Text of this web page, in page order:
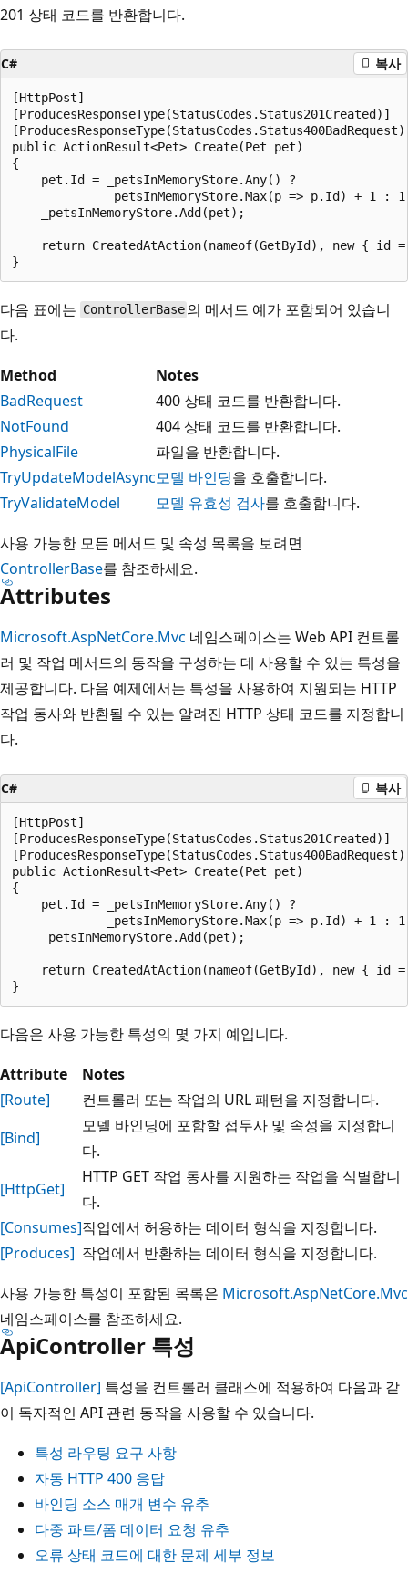
201 상태 코드를 반환합니다.
C# 복사
[HttpPost]
[ProducesResponseType(StatusCodes.Status201Created)]
public ActionResult<Pet> Create(Pet pet)
{
    pet.Id = _petsInMemoryStore.Any() ?
_petsInMemoryStore.Max(p => p.Id) + 1 :
    _petsInMemoryStore.Add(pet);
return CreatedAtAction(nameof(GetById), new { id
다음 표에는 ControllerBase 의 메서드 예가 포함되어 있습니
다.
Method
Notes
BadRequest
400 상태 코드를 반환합니다.
NotFound
404 상태 코드를 반환합니다.
PhysicalFile
파일을 반환합니다.
TryUpdateModelAsync모델 바인딩을 호출합니다.
TryValidateModel
모델 유효성 검사를 호출합니다.
사용 가능한 모든 메서드 및 속성 목록을 보려면
ControllerBase를 참조하세요.
Attributes
Microsoft.AspNetCore.Mvc 네임스페이스는 Web API 컨트롤
러 및 작업 메서드의 동작을 구성하는 데 사용할 수 있는 특성을
제공합니다. 다음 예제에서는 특성을 사용하여 지원되는 HTTP
작업 동사와 반환될 수 있는 알려진 HTTP 상태 코드를 지정합니
다.
C# 복사
[HttpPost]
[ProducesResponseType(StatusCodes.Status201Created)]
public ActionResult<Pet> Create(Pet pet)
{
    pet.Id = _petsInMemoryStore.Any() ?
_petsInMemoryStore.Max(p => p.Id) + 1 :
    _petsInMemoryStore.Add(pet);
return CreatedAtAction(nameof(GetById), new { id
다음은 사용 가능한 특성의 몇 가지 예입니다.
Attribute
Notes
[Route]
컨트롤러 또는 작업의 URL 패턴을 지정합니다.
[Bind]
모델 바인딩에 포함할 접두사 및 속성을 지정합니
다.
[HttpGet]
HTTP GET 작업 동사를 지원하는 작업을 식별합니
다.
[Consumes]작업에서 허용하는 데이터 형식을 지정합니다.
[Produces] 작업에서 반환하는 데이터 형식을 지정합니다.
사용 가능한 특성이 포함된 목록은 Microsoft.AspNetCore.Mvc
네임스페이스를 참조하세요.
ApiController 특성
[ApiController] 특성을 컨트롤러 클래스에 적용하여 다음과 같
이 독자적인 API 관련 동작을 사용할 수 있습니다.
특성 라우팅 요구 사항
자동 HTTP 400 응답
바인딩 소스 매개 변수 유추
다중 파트/폼 데이터 요청 유추
오류 상태 코드에 대한 문제 세부 정보